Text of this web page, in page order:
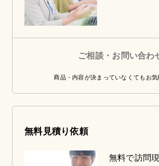
ご相談・お問い合わ
商品・内容が決まっていなくてもお
無料見積り依頼
無料で訪問